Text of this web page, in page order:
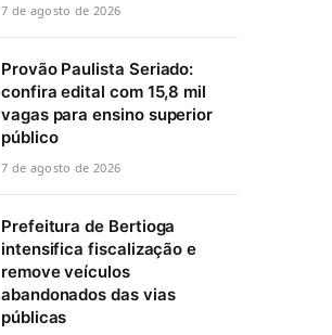
7 de agosto de 2026
Provão Paulista Seriado:
confira edital com 15,8 mil
vagas para ensino superior
público
7 de agosto de 2026
Prefeitura de Bertioga
intensifica fiscalização e
remove veículos
abandonados das vias
públicas